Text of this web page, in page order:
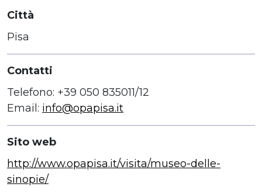
Città
Pisa
Contatti
Telefono: +39 050 835011/12
Email: info@opapisa.it
Sito web
http://www.opapisa.it/visita/museo-delle-
sinopie/